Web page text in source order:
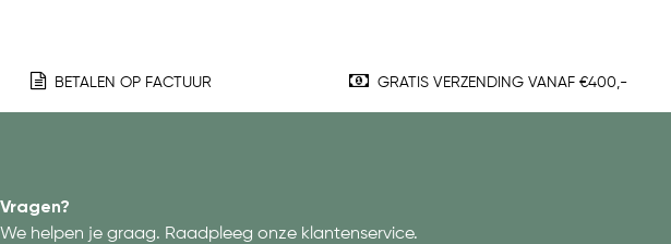
BETALEN OP FACTUUR GRATIS VERZENDING VANAF €400,-
Vragen?
We helpen je graag. Raadpleeg onze klantenservice.